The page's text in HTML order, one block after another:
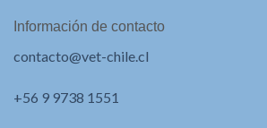
Información de contacto
contacto@vet-chile.cl
+56 9 9738 1551